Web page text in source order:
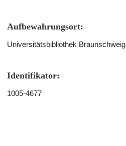
Aufbewahrungsort:
Universitätsbibliothek Braunschweig
Identifikator:
1005-4677